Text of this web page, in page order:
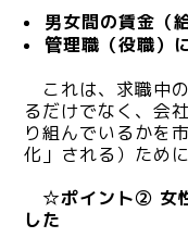
男女間の賃金（
管理職（役職）
これは、求職中
るだけでなく、会
り組んでいるかを
化」される）ため
☆ポイント② 女性
した